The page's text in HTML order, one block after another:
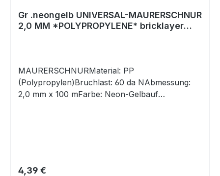
Gr .neongelb UNIVERSAL-MAURERSCHNUR
2,0 MM *POLYPROPYLENE* bricklayer
MAURERSCHNURMaterial: PP
(Polypropylen)Bruchlast: 60 da NAbmessung:
2,0 mm x 100 mFarbe: Neon-Gelbauf
Regulärer Preis:
4,39 €